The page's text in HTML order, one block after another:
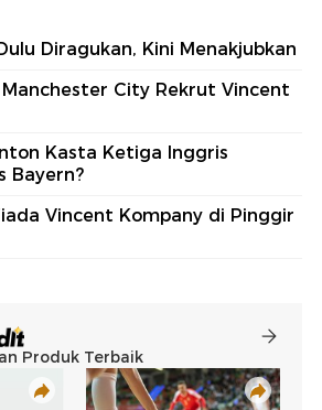
Diragukan, Kini Menakjubkan
City Rekrut Vincent
Kasta Ketiga Inggris
Bayern?
Vincent Kompany di Pinggir